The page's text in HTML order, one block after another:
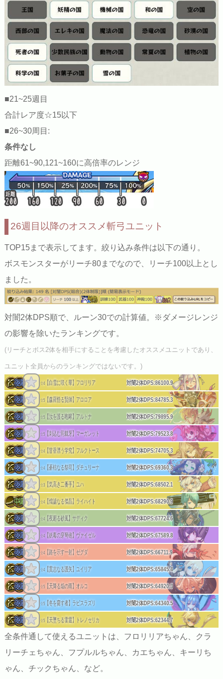
■21~25週目
合計レア度☆15以下
■26~30周目:
条件なし
距離61~90,121~160に高倍率のレンジ
26週目以降のオススメ斬弓ユニット
TOP15まで表示してます。絞り込み条件は以下の通り。
ボスモンスターがリーチ80までなので、リーチ100以上とし
ました。
対闇2体DPS順で、ルーン30での計算値。※ダメージレンジ
の影響を除いたランキングです。
(リーチとボス2体を相手にすることを考慮したオススメユニットであり、
ユニット全員からのランキングではないです。)
☆4【白雪に咲く華】フロリリア 対闇2体DPS:86100.9
☆5【森羅悟る賢師】アロロア 対闇2体DPS:84785.3
☆5 【汝を護る咆哮】アルトナ 対闇2体DPS:79895.9
☆5 【刺込む荊棘牙】マーガレット 対闇2体DPS:79523.8
☆4【甘香漂う学究】フルクトース 対闇2体DPS:74705.3
☆4 【蒼枯なる祭司】ダチュリーナ 対闇2体DPS:69360.3
☆3【気高き二番手】ユハ 対闇2体DPS:68502.1
☆4【煌謐なる傑晶】ライハイト 対闇2体DPS:68290.9
☆4 【夜廻る砂風】サディク 対闇2体DPS:67724.6
☆4 【妖毒の穿弩砲】ヴァイゼル 対闇2体DPS:67589.8
☆4 【路を示す一射】ゼグダ 対闇2体DPS:66711.9
☆4 【貫志なる護矢】ユイリア 対闇2体DPS:65845.4
☆5 【天降る焔の雨】オルコ 対闇2体DPS:64920.3
☆5 【冬を齎す者】ラピスラズリ 対闇2体DPS:64340.5
☆5【天墜ちる雷霆】トレノセリカ 対闇2体DPS:62344.7
全条件通して使えるユニットは、フロリリアちゃん、クラ
リーチェちゃん、フプルルちゃん、カエちゃん、キーリち
ゃん、チックちゃん、など。